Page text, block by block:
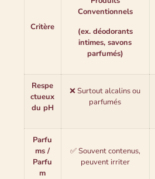
Critère
Conventionnels
(ex. déodorants
intimes, savons
parfumés)
Respe
ctueux
du pH
❌ Surtout alcalins ou
parfumés
Parfu
ms /
Parfu
m
✅ Souvent contenus,
peuvent irriter